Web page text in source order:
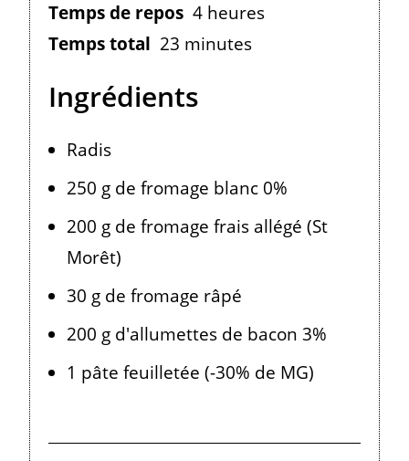
Temps de repos 4 heures
Temps total 23 minutes
Ingrédients
Radis
250 g de fromage blanc 0%
200 g de fromage frais allégé (St
Morêt)
30 g de fromage râpé
200 g d'allumettes de bacon 3%
1 pâte feuilletée (-30% de MG)